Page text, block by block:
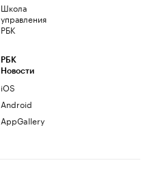
Школа
управления
РБК
РБК
Новости
iOS
Android
AppGallery